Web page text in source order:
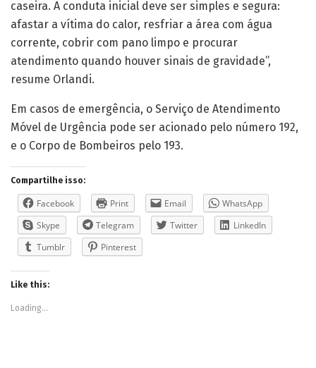
caseira. A conduta inicial deve ser simples e segura:
afastar a vítima do calor, resfriar a área com água
corrente, cobrir com pano limpo e procurar
atendimento quando houver sinais de gravidade”,
resume Orlandi.
Em casos de emergência, o Serviço de Atendimento
Móvel de Urgência pode ser acionado pelo número 192,
e o Corpo de Bombeiros pelo 193.
Compartilhe isso:
Facebook Print Email
WhatsApp
Skype
Telegram Twitter
LinkedIn
Tumblr
Pinterest
Like this:
Loading...